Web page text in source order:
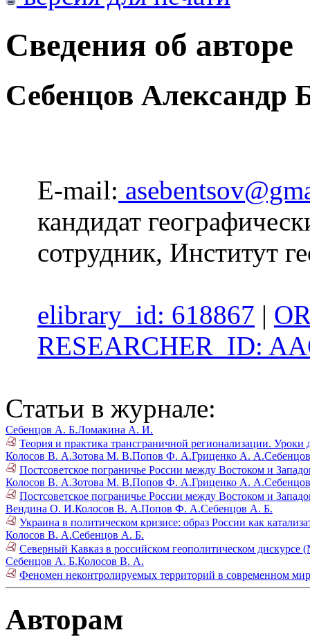
Сведения об авторе
Себенцов Александр
E-mail:
кандидат
сотрудник, Институт
elibrary_id: 618867 |
RESEARCHER_ID:
Статьи в журнале:
Себенцов А. Б.Ломакина А. И.
Теория и практика трансграничной регионализации.
Колосов В. А.Зотова М. В.Попов Ф. А.Гриценко А. А.
Постсоветское пограничье России между Востоком и
Колосов В. А.Зотова М. В.Попов Ф. А.Гриценко А. А.
Постсоветское пограничье России между Востоком и
Вендина О. И.Колосов В. А.Попов Ф. А.Себенцов А. Б.
Украина в политическом кризисе: образ России как
Колосов В. А.Себенцов А. Б.
Северный Кавказ в российском геополитическом дискурсе
Себенцов А. Б.Колосов В. А.
Феномен неконтролируемых территорий в современном
Авторам